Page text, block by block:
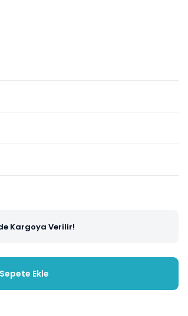
Kargoya Verilir!
Sepete Ekle